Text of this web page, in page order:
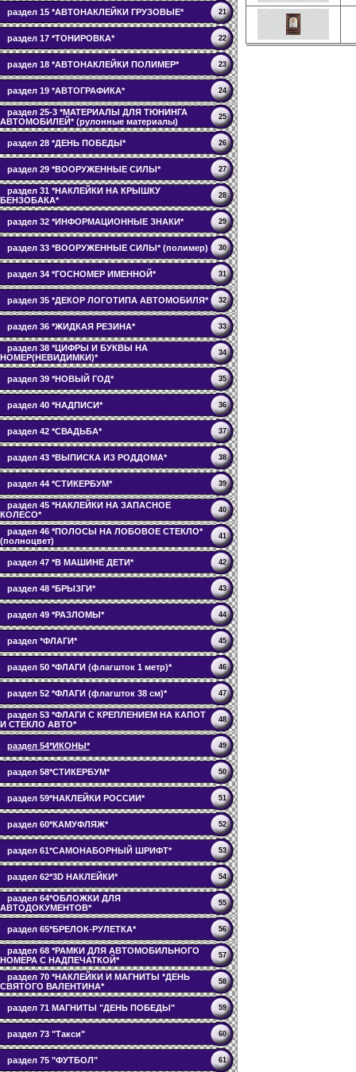
раздел 15 *АВТОНАКЛЕЙКИ ГРУЗОВЫЕ* 21
раздел 17 *ТОНИРОВКА* 22
раздел 18 *АВТОНАКЛЕЙКИ ПОЛИМЕР* 23
раздел 19 *АВТОГРАФИКА* 24
раздел 25-3 *МАТЕРИАЛЫ ДЛЯ ТЮНИНГА
АВТОМОБИЛЕЙ* (рулонные материалы)
25
раздел 28 *ДЕНЬ ПОБЕДЫ* 26
раздел 29 *ВООРУЖЕННЫЕ СИЛЫ* 27
раздел 31 *НАКЛЕЙКИ НА КРЫШКУ
БЕНЗОБАКА*
28
раздел 32 *ИНФОРМАЦИОННЫЕ ЗНАКИ* 29
раздел 33 *ВООРУЖЕННЫЕ СИЛЫ* (полимер) 30
раздел 34 *ГОСНОМЕР ИМЕННОЙ* 31
раздел 35 *ДЕКОР ЛОГОТИПА АВТОМОБИЛЯ* 32
раздел 36 *ЖИДКАЯ РЕЗИНА* 33
раздел 38 *ЦИФРЫ И БУКВЫ НА
НОМЕР(НЕВИДИМКИ)*
34
раздел 39 *НОВЫЙ ГОД* 35
раздел 40 *НАДПИСИ* 36
раздел 42 *СВАДЬБА* 37
раздел 43 *ВЫПИСКА ИЗ РОДДОМА* 38
раздел 44 *СТИКЕРБУМ* 39
раздел 45 *НАКЛЕЙКИ НА ЗАПАСНОЕ
КОЛЕСО*
40
раздел 46 *ПОЛОСЫ НА ЛОБОВОЕ СТЕКЛО*
(полноцвет)
41
раздел 47 *В МАШИНЕ ДЕТИ* 42
раздел 48 *БРЫЗГИ* 43
раздел 49 *РАЗЛОМЫ* 44
раздел *ФЛАГИ* 45
раздел 50 *ФЛАГИ (флагшток 1 метр)* 46
раздел 52 *ФЛАГИ (флагшток 38 см)* 47
раздел 53 *ФЛАГИ С КРЕПЛЕНИЕМ НА КАПОТ
И СТЕКЛО АВТО*
48
раздел 54*ИКОНЫ* 49
раздел 58*СТИКЕРБУМ* 50
раздел 59*НАКЛЕЙКИ РОССИИ* 51
раздел 60*КАМУФЛЯЖ* 52
раздел 61*САМОНАБОРНЫЙ ШРИФТ* 53
раздел 62*3D НАКЛЕЙКИ* 54
раздел 64*ОБЛОЖКИ ДЛЯ
АВТОДОКУМЕНТОВ*
55
раздел 65*БРЕЛОК-РУЛЕТКА* 56
раздел 68 *РАМКИ ДЛЯ АВТОМОБИЛЬНОГО
НОМЕРА С НАДПЕЧАТКОЙ*
57
раздел 70 *НАКЛЕЙКИ И МАГНИТЫ *ДЕНЬ
СВЯТОГО ВАЛЕНТИНА*
58
раздел 71 МАГНИТЫ "ДЕНЬ ПОБЕДЫ" 59
раздел 73 "Такси" 60
раздел 75 "ФУТБОЛ" 61